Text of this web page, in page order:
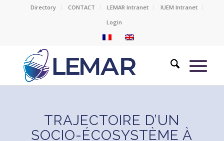
Directory CONTACT LEMAR Intranet
IUEM Intranet
Login
TRAJECTOIRE D’UN
SOCIO-ÉCOSYSTÈME À